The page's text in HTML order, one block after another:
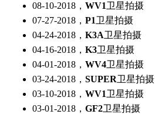
08-10-2018， WV1卫星拍摄
07-27-2018， P1卫星拍摄
04-24-2018， K3A卫星拍摄
04-16-2018， K3卫星拍摄
04-01-2018， WV4卫星拍摄
03-24-2018， SUPER卫星拍摄
03-10-2018， WV1卫星拍摄
03-01-2018， GF2卫星拍摄